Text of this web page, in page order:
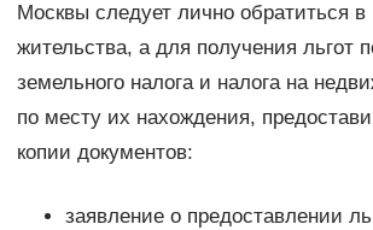
Москвы следует лично обратиться
жительства, а для получения льгот
земельного налога и налога на
по месту их нахождения,
копии документов:
заявление о предоставлении